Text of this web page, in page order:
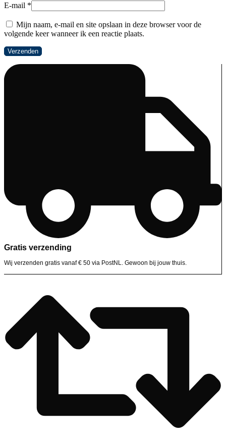
E-mail *
Mijn naam, e-mail en site opslaan in deze browser voor de
volgende keer wanneer ik een reactie plaats.
Gratis verzending
Wij verzenden gratis vanaf € 50 via PostNL. Gewoon bij jouw thuis.